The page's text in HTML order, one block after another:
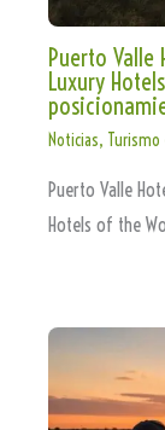
Puerto Valle
Luxury
Noticias, Turismo
Puerto Valle
Hotels of the